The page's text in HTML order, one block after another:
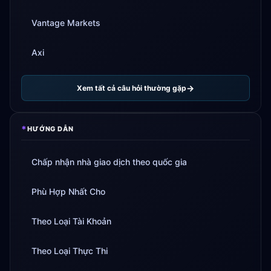
Vantage Markets
Axi
Xem tất cả câu hỏi thường gặp
*HƯỚNG DẪN
Chấp nhận nhà giao dịch theo quốc gia
Phù Hợp Nhất Cho
Theo Loại Tài Khoản
Theo Loại Thực Thi